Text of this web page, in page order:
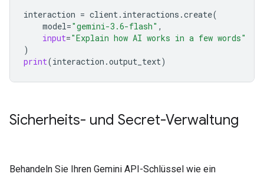
interaction = client. interactions .create(
model="gemini-3.6-flash" ,
input="Explain how AI works in a few words"
)
print(interaction .output_text)
Sicherheits- und Secret-Verwaltung
Behandeln Sie Ihren Gemini API-Schlüssel wie ein